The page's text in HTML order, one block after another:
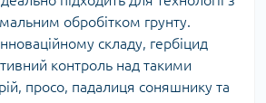
обробітком грунту.
складу, гербіцид
контроль над такими
просо, падалиця соняшнику та